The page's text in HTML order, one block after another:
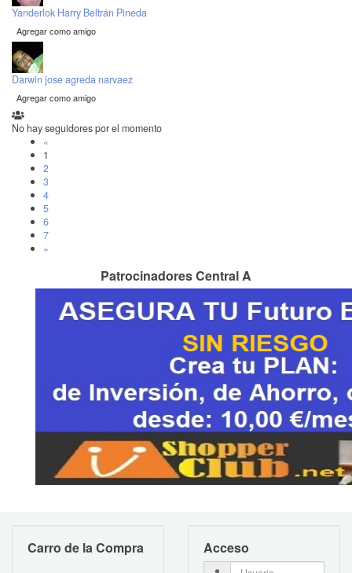
Yanderlok Harry Beltrán Pineda
Agregar como amigo
Darwin jose agreda narvaez
Agregar como amigo
No hay seguidores por el momento
«
1
2
3
4
5
6
7
»
Patrocinadores Central A
Carro de la Compra Acceso